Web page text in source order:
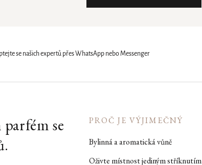
se našich expertů přes WhatsApp nebo Messenger
se
PROČ JE VÝJIMEČNÝ
Bylinná a aromatická vůně
Oživte místnost jediným stříknutím